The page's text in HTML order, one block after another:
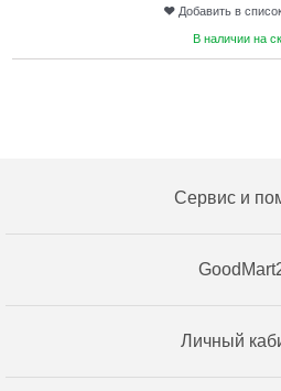
Добавить в
В наличии на
Сервис и
Личный